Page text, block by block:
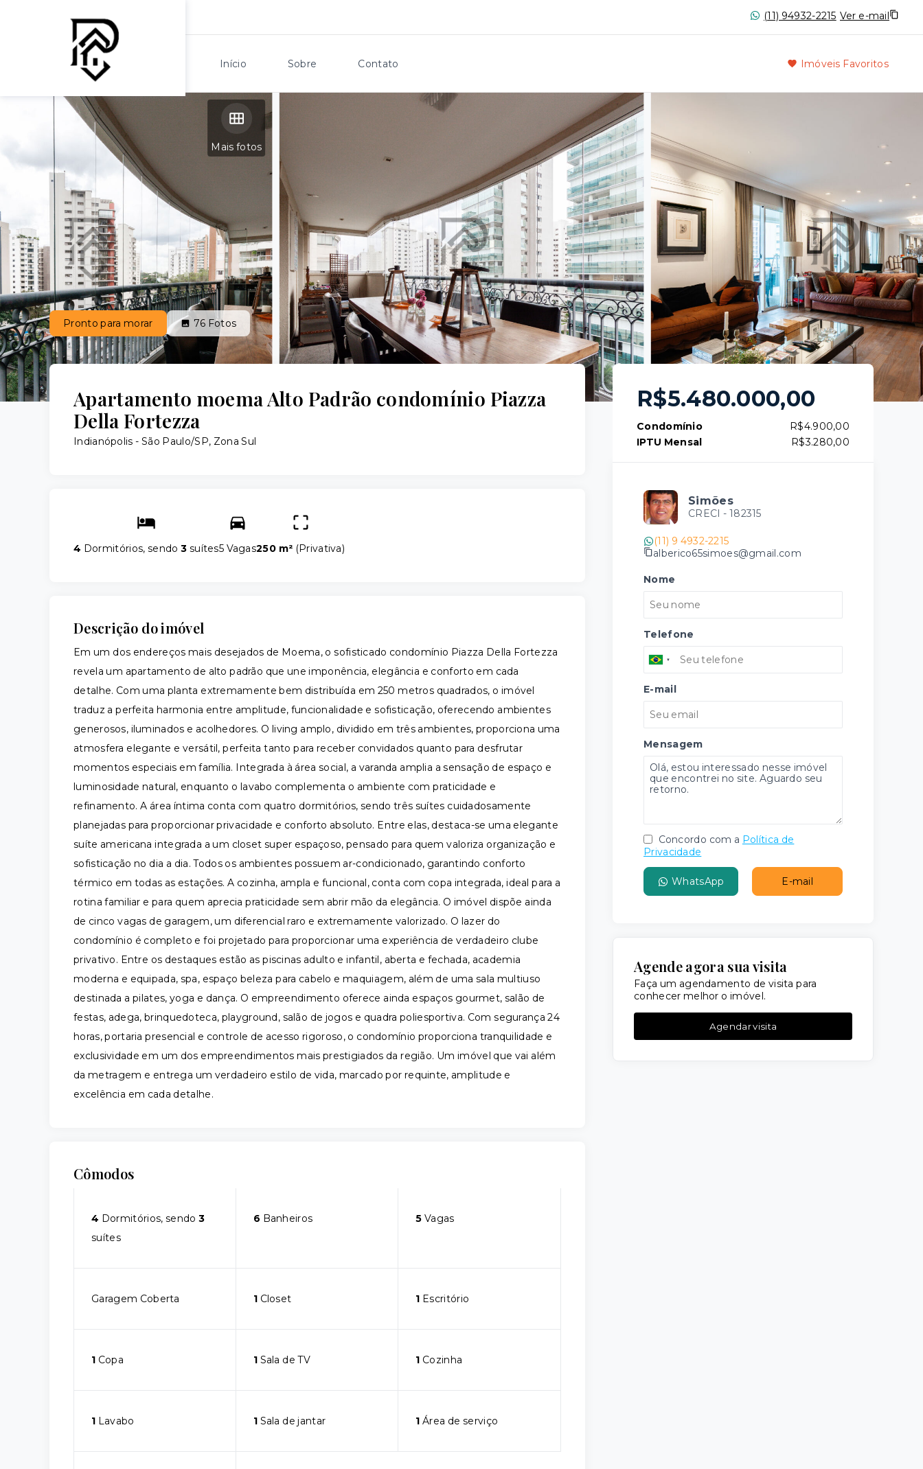
(11) 94932-2215 Ver e-mail
Início Sobre Contato Imóveis Favoritos
Mais fotos
Pronto para morar 76 Fotos
Apartamento moema Alto Padrão condomínio Piazza
Della Fortezza
Indianópolis - São Paulo/SP, Zona Sul
4 Dormitórios, sendo3 suítes5 Vagas250 m² (Privativa)
Descrição do imóvel
Em um dos endereços mais desejados de Moema, o sofisticado condomínio Piazza Della Fortezza
revela um apartamento de alto padrão que une imponência, elegância e conforto em cada
detalhe. Com uma planta extremamente bem distribuída em 250 metros quadrados, o imóvel
traduz a perfeita harmonia entre amplitude, funcionalidade e sofisticação, oferecendo ambientes
generosos, iluminados e acolhedores. O living amplo, dividido em três ambientes, proporciona uma
atmosfera elegante e versátil, perfeita tanto para receber convidados quanto para desfrutar
momentos especiais em família. Integrada à área social, a varanda amplia a sensação de espaço e
luminosidade natural, enquanto o lavabo complementa o ambiente com praticidade e
refinamento. A área íntima conta com quatro dormitórios, sendo três suítes cuidadosamente
planejadas para proporcionar privacidade e conforto absoluto. Entre elas, destaca-se uma elegante
suíte americana integrada a um closet super espaçoso, pensado para quem valoriza organização e
sofisticação no dia a dia. Todos os ambientes possuem ar-condicionado, garantindo conforto
térmico em todas as estações. A cozinha, ampla e funcional, conta com copa integrada, ideal para a
rotina familiar e para quem aprecia praticidade sem abrir mão da elegância. O imóvel dispõe ainda
de cinco vagas de garagem, um diferencial raro e extremamente valorizado. O lazer do
condomínio é completo e foi projetado para proporcionar uma experiência de verdadeiro clube
privativo. Entre os destaques estão as piscinas adulto e infantil, aberta e fechada, academia
moderna e equipada, spa, espaço beleza para cabelo e maquiagem, além de uma sala multiuso
destinada a pilates, yoga e dança. O empreendimento oferece ainda espaços gourmet, salão de
festas, adega, brinquedoteca, playground, salão de jogos e quadra poliesportiva. Com segurança 24
horas, portaria presencial e controle de acesso rigoroso, o condomínio proporciona tranquilidade e
exclusividade em um dos empreendimentos mais prestigiados da região. Um imóvel que vai além
da metragem e entrega um verdadeiro estilo de vida, marcado por requinte, amplitude e
excelência em cada detalhe.
Cômodos
4 Dormitórios, sendo3
suítes
6 Banheiros 5 Vagas
Garagem Coberta 1Closet 1 Escritório
1 Copa 1Sala de TV 1 Cozinha
1 Lavabo 1Sala de jantar 1 Área de serviço
R$5.480.000,00
Condomínio
R$4.900,00
IPTU Mensal
R$3.280,00
Simões
CRECI - 182315
(11) 9 4932-2215
alberico65simoes@gmail.com
Nome
Telefone
E-mail
Mensagem
Concordo com a Política de
Privacidade
WhatsApp E-mail
Agende agora sua visita
Faça um agendamento de visita para
conhecer melhor o imóvel.
Agendar visita